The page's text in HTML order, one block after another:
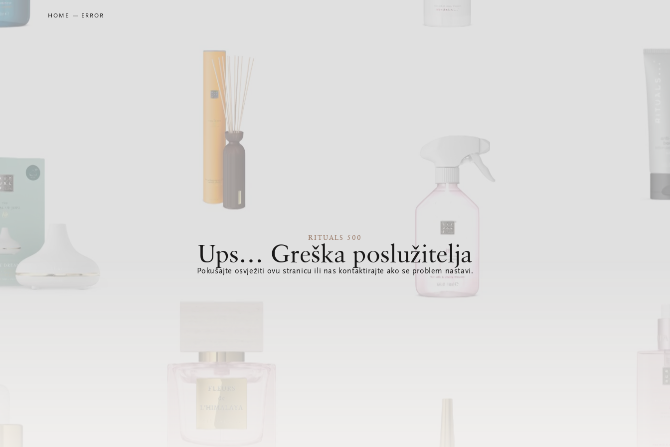
HOME ERROR
RITUALS 500
Ups… Greška poslužitelja
Pokušajte osvježiti ovu stranicu ili nas kontaktirajte ako se problem nastavi.